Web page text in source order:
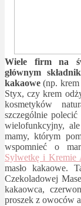
Wiele firm na
głównym
kakaowe(np.
Styx, czy krem
kosmetyków
szczególnie polecić
wielofunkcyjny,
mamy, którym
wspomnieć o
Sylwetkę i Kremie
masło kakaowe.
Czekoladowej
kakaowca,
proszek z owoców